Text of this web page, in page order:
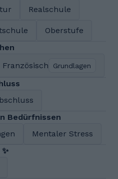
Realschule
Oberstufe
Französisch Grundlagen
Bedürfnissen
Mentaler Stress